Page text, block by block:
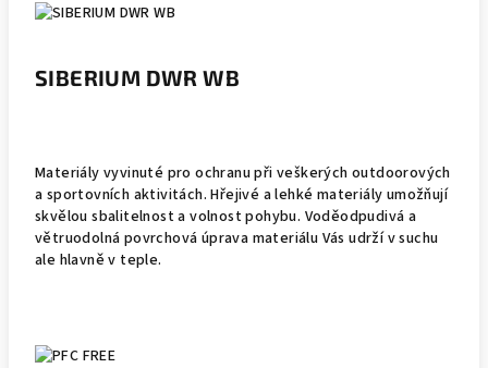
SIBERIUM DWR WB
Materiály vyvinuté pro ochranu při veškerých outdoorových
a sportovních aktivitách. Hřejivé a lehké materiály umožňují
skvělou sbalitelnost a volnost pohybu. Voděodpudivá a
větruodolná povrchová úprava materiálu Vás udrží v suchu
ale hlavně v teple.